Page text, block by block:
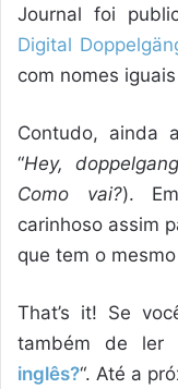
Journal foi
Digital
com nomes
Contudo, ainda
“Hey,
Como vai?).
carinhoso assim
que tem o
That’s it! Se
também de ler
inglês?“. Até a